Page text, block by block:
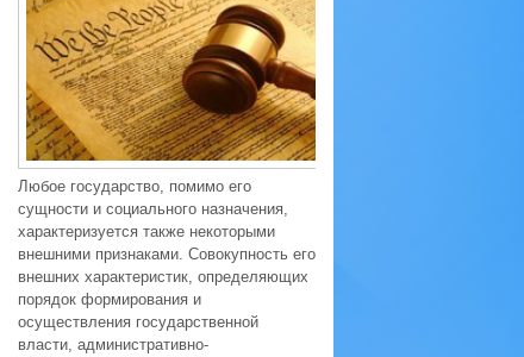
Любое государство, помимо его
сущности и социального назначения,
характеризуется также некоторыми
внешними признаками. Совокупность его
внешних характеристик, определяющих
порядок формирования и
осуществления государственной
власти, административно-